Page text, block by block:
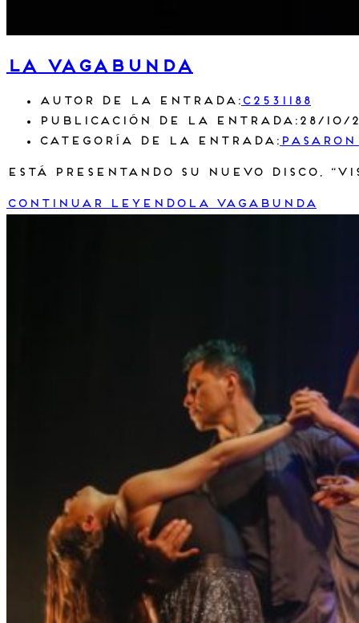
LA VAGABUNDA
Autor de la entrada: c2531188
Publicación de la entrada: 28/10/
Categoría de la entrada:
Está presentando su nuevo disco,
Continuar leyendo LA VAGABUNDA